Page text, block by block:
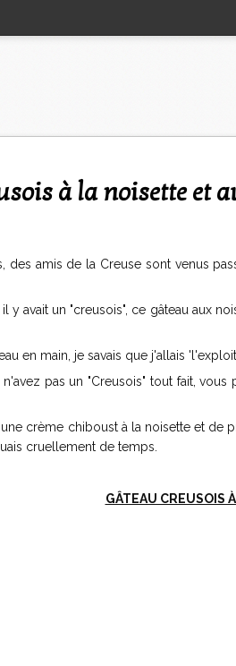
à la noisette et
des amis de la Creuse sont venus
y avait un "creusois", ce gâteau aux
en main, je savais que j'allais
n'avez pas un "Creusois" tout fait,
crème chiboust à la noisette et
cruellement de temps.
GÂTEAU CREUSOIS